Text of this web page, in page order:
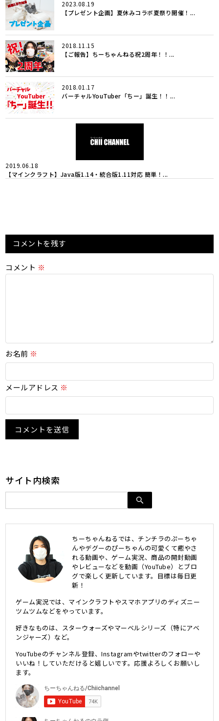
2023.08.19
【プレゼント企画】夏休みコラボ夏祭り開催！...
2018.11.15
【ご報告】ちーちゃんねる祝2周年！！...
2018.01.17
バーチャルYouTuber「ちー」誕生！！...
2019.06.18
【マインクラフト】Java版1.14・統合版1.11対応 簡単！...
コメントを残す
コメント ※
お名前 ※
メールアドレス ※
サイト内検索
ちーちゃんねるでは、チンチラのぷーちゃ
んやデグーのぴーちゃんの可愛くて癒やさ
れる動画や、ゲーム実況、商品の開封動画
やレビューなどを動画（YouTube）とブロ
グで楽しく更新しています。目標は毎日更
新！
ゲーム実況では、マインクラフトやスマホアプリのディズニー
ツムツムなどをやっています。
好きなものは、スターウォーズやマーベルシリーズ（特にアベ
ンジャーズ）など。
YouTubeのチャンネル登録、Instagramやtwitterのフォローや
いいね！していただけると嬉しいです。応援よろしくお願いし
ます。